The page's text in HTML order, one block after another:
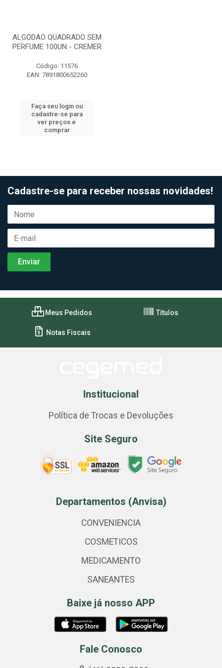
ALGODAO QUADRADO SEM
PERFUME 100UN - CREMER
Código: 11576
EAN: 7891800652260
Faça seu login ou
cadastre-se para
ver preços e
comprar
Cadastre-se para receber nossas novidades!
Meus Pedidos Títulos
Notas Fiscais
Institucional
Política de Trocas e Devoluções
Site Seguro
Departamentos (Anvisa)
CONVENIENCIA
COSMETICOS
MEDICAMENTO
SANEANTES
Baixe já nosso APP
Fale Conosco